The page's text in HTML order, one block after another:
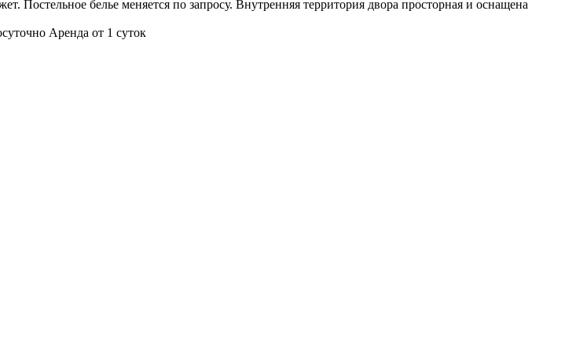
Постельное белье меняется по запросу. Внутренняя территория двора просторная и оснащена
Аренда от 1 суток